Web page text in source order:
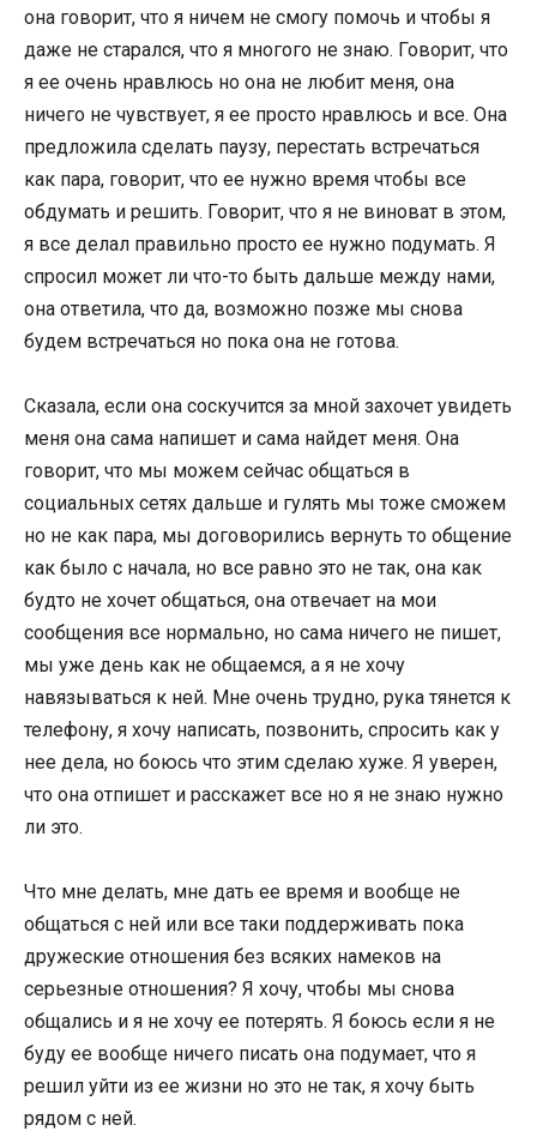
она говорит, что я ничем не смогу помочь и чтобы я
даже не старался, что я многого не знаю. Говорит, что
я ее очень нравлюсь но она не любит меня, она
ничего не чувствует, я ее просто нравлюсь и все. Она
предложила сделать паузу, перестать встречаться
как пара, говорит, что ее нужно время чтобы все
обдумать и решить. Говорит, что я не виноват в этом,
я все делал правильно просто ее нужно подумать. Я
спросил может ли что-то быть дальше между нами,
она ответила, что да, возможно позже мы снова
будем встречаться но пока она не готова.
Сказала, если она соскучится за мной захочет увидеть
меня она сама напишет и сама найдет меня. Она
говорит, что мы можем сейчас общаться в
социальных сетях дальше и гулять мы тоже сможем
но не как пара, мы договорились вернуть то общение
как было с начала, но все равно это не так, она как
будто не хочет общаться, она отвечает на мои
сообщения все нормально, но сама ничего не пишет,
мы уже день как не общаемся, а я не хочу
навязываться к ней. Мне очень трудно, рука тянется к
телефону, я хочу написать, позвонить, спросить как у
нее дела, но боюсь что этим сделаю хуже. Я уверен,
что она отпишет и расскажет все но я не знаю нужно
ли это.
Что мне делать, мне дать ее время и вообще не
общаться с ней или все таки поддерживать пока
дружеские отношения без всяких намеков на
серьезные отношения? Я хочу, чтобы мы снова
общались и я не хочу ее потерять. Я боюсь если я не
буду ее вообще ничего писать она подумает, что я
решил уйти из ее жизни но это не так, я хочу быть
рядом с ней.